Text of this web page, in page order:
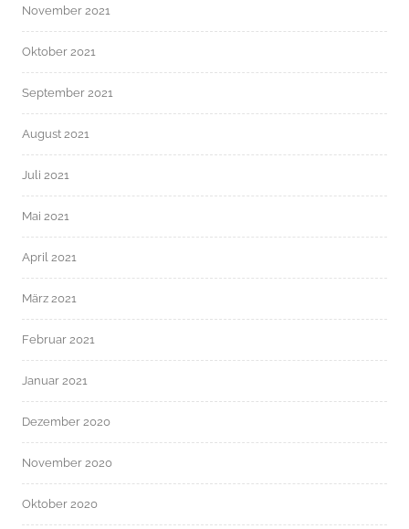
November 2021
Oktober 2021
September 2021
August 2021
Juli 2021
Mai 2021
April 2021
März 2021
Februar 2021
Januar 2021
Dezember 2020
November 2020
Oktober 2020